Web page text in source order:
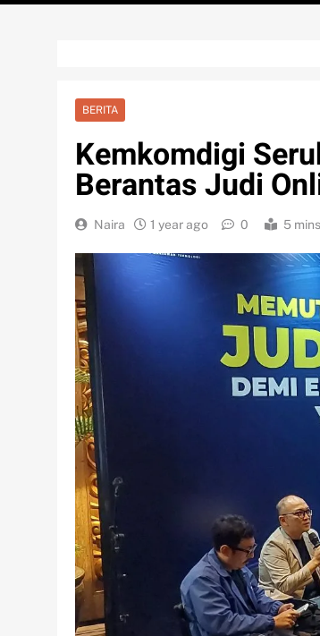
BERITA
Kemkomdigi
Berantas Judi
Naira 1 year ago 0 5 mins